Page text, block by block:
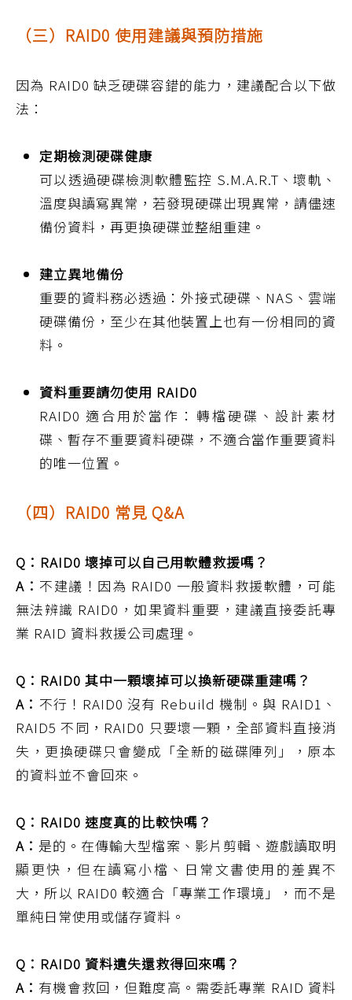
（三）RAID0 使用建議與預防措施
因為 RAID0 缺乏硬碟容錯的能力，建議配合以下做
法：
定期檢測硬碟健康
可以透過硬碟檢測軟體監控 S.M.A.R.T、壞軌、
溫度與讀寫異常，若發現硬碟出現異常，請儘速
備份資料，再更換硬碟並整組重建。
建立異地備份
重要的資料務必透過：外接式硬碟、NAS、雲端
硬碟備份，至少在其他裝置上也有一份相同的資
料。
資料重要請勿使用 RAID0
RAID0 適合用於當作：轉檔硬碟、設計素材
碟、暫存不重要資料硬碟，不適合當作重要資料
的唯一位置。
（四）RAID0 常見 Q&A
Q：RAID0 壞掉可以自己用軟體救援嗎？
A：不建議！因為 RAID0 一般資料救援軟體，可能
無法辨識 RAID0，如果資料重要，建議直接委託專
業 RAID 資料救援公司處理。
Q：RAID0 其中一顆壞掉可以換新硬碟重建嗎？
A： 不行！RAID0 沒有 Rebuild 機制。與 RAID1、
RAID5 不同，RAID0 只要壞一顆，全部資料直接消
失，更換硬碟只會變成「全新的磁碟陣列」，原本
的資料並不會回來。
Q：RAID0 速度真的比較快嗎？
A：是的。在傳輸大型檔案、影片剪輯、遊戲讀取明
顯更快，但在讀寫小檔、日常文書使用的差異不
大，所以 RAID0 較適合「專業工作環境」，而不是
單純日常使用或儲存資料。
Q：RAID0 資料遺失還救得回來嗎？
A： 有機會救回，但難度高。需委託專業 RAID 資料